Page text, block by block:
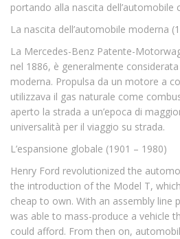
portando alla nascita
La nascita dell’automobile moderna
La Mercedes-Benz Patente-
nel 1886, è generalmente
moderna. Propulsa da un motore a
utilizzava il gas naturale come
aperto la strada a un’epoca di
universalità per il viaggio su strada.
L’espansione globale (1901 – 1980)
Henry Ford revolutionized the
the introduction of the Model T,
cheap to own. With an assembly line
was able to mass-produce a vehicle
could afford. From then on,